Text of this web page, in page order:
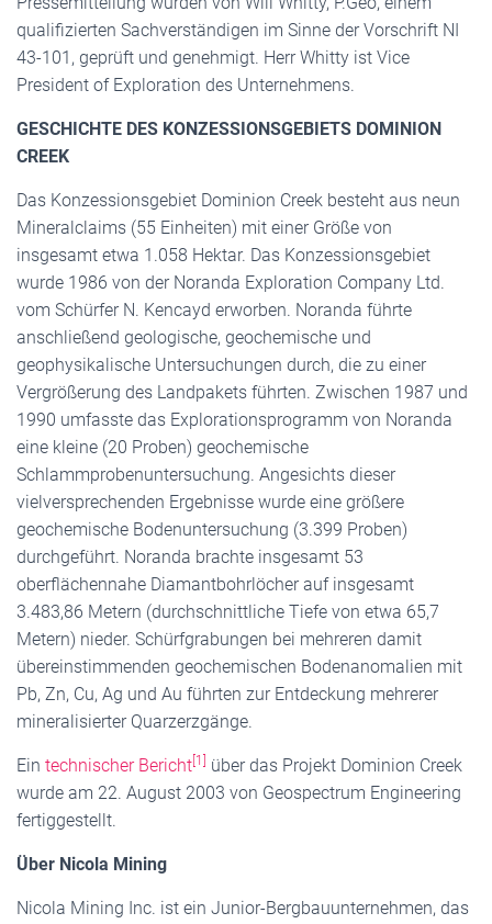
qualifizierten Sachverständigen im Sinne der Vorschrift NI
43-101, geprüft und genehmigt. Herr Whitty ist Vice
President of Exploration des Unternehmens.
GESCHICHTE DES KONZESSIONSGEBIETS DOMINION
CREEK
Das Konzessionsgebiet Dominion Creek besteht aus neun
Mineralclaims (55 Einheiten) mit einer Größe von
insgesamt etwa 1.058 Hektar. Das Konzessionsgebiet
wurde 1986 von der Noranda Exploration Company Ltd.
vom Schürfer N. Kencayd erworben. Noranda führte
anschließend geologische, geochemische und
geophysikalische Untersuchungen durch, die zu einer
Vergrößerung des Landpakets führten. Zwischen 1987 und
1990 umfasste das Explorationsprogramm von Noranda
eine kleine (20 Proben) geochemische
Schlammprobenuntersuchung. Angesichts dieser
vielversprechenden Ergebnisse wurde eine größere
geochemische Bodenuntersuchung (3.399 Proben)
durchgeführt. Noranda brachte insgesamt 53
oberflächennahe Diamantbohrlöcher auf insgesamt
3.483,86 Metern (durchschnittliche Tiefe von etwa 65,7
Metern) nieder. Schürfgrabungen bei mehreren damit
übereinstimmenden geochemischen Bodenanomalien mit
Pb, Zn, Cu, Ag und Au führten zur Entdeckung mehrerer
mineralisierter Quarzerzgänge.
Ein technischer Bericht [1]
über das Projekt Dominion Creek
wurde am 22. August 2003 von Geospectrum Engineering
fertiggestellt.
Über Nicola Mining
Nicola Mining Inc. ist ein Junior-Bergbauunternehmen, das